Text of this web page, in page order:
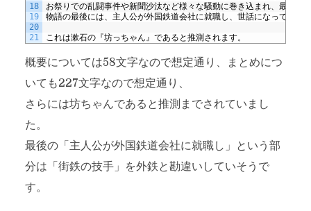
18
19
20
21
お祭りでの乱闘事件や新聞沙汰など様々な騒動に巻き込まれ、最終的
物語の最後には、主人公が外国鉄道会社に就職し、世話になっていた
これは漱石の『坊っちゃん』であると推測されます。
概要については58文字なので想定通り、まとめにつ
いても227文字なので想定通り、
さらには坊ちゃんであると推測までされていまし
た。
最後の「主人公が外国鉄道会社に就職し」という部
分は「街鉄の技手」を外鉄と勘違いしていそうで
す。